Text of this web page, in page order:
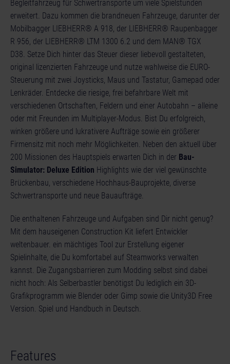
Begleitfahrzeug für Schwertransporte um viele Spielstunden
erweitert. Dazu kommen die brandneuen Fahrzeuge, darunter der
Mobilbagger LIEBHERR® A 918, der LIEBHERR® Raupenbagger
R 956, der LIEBHERR® LTM 1300 6.2 und dem MAN® TGX
D38. Setze Dich hinter das Steuer dieser liebevoll gestalteten,
original lizenzierten Fahrzeuge und nutze wahlweise die EURO-
Steuerung mit zwei Joysticks, Maus und Tastatur, Gamepad oder
Lenkräder. Entdecke die riesige, frei befahrbare Welt mit
verschiedenen Ortschaften, Feldern und einer Autobahn – alleine
oder mit Freunden im Multiplayer-Modus. Bist Du erfolgreich,
winken größere und lukrativere Aufträge sowie ein größerer
Firmensitz mit noch mehr Möglichkeiten. Neben den aktuell über
200 Missionen des Hauptspiels erwarten Dich in der Bau-
Simulator: Deluxe Edition Highlights wie der viel gewünschte
Brückenbau, verschiedene Hochhaus-Bauprojekte, diverse
Schwertransporte und neue Bauaufträge.
Die enthaltenen Fahrzeuge und Aufgaben sind Dir nicht genug?
Mit dem hauseigenen Construction Kit liefert Entwickler
weltenbauer. ein mächtiges Tool zur Erstellung eigener
Spielinhalte, die Du komfortabel auf Steamworks verwalten
kannst. Die Zugangsbarrieren zum Modding selbst sind dabei
nicht hoch: Als Selberbastler benötigst Du lediglich ein 3D-
Grafikprogramm wie Blender oder Gimp sowie die Unity3D Free
Version. Spiel und Handbuch in Deutsch.
Features